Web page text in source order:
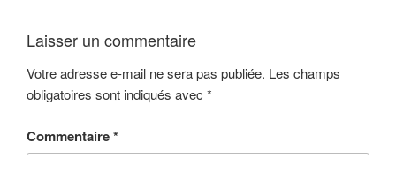
Laisser un commentaire
Votre adresse e-mail ne sera pas publiée. Les champs
obligatoires sont indiqués avec *
Commentaire*